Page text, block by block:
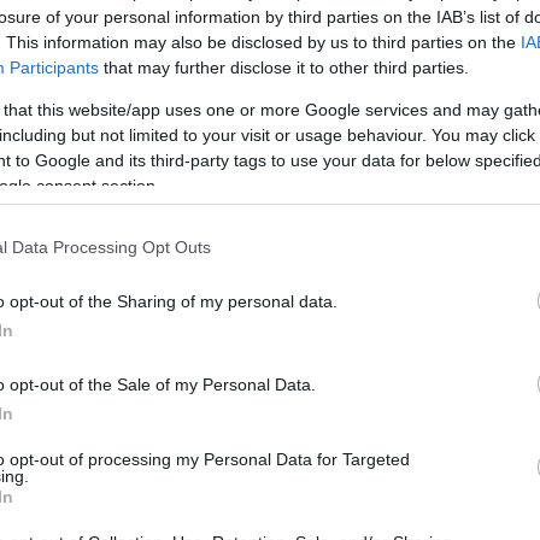
of your personal information by third parties on the IAB’s list of
This information may also be disclosed by us to third parties on the
Participants that may further disclose it to other third parties.
that this website/app uses one or more Google services and may
but not limited to your visit or usage behaviour. You may
to Google and its third-party tags to use your data for below
consent section.
Data Processing Opt Outs
opt-out of the Sharing of my personal data.
opt-out of the Sale of my Personal Data.
opt-out of processing my Personal Data for Targeted
Σε αντίθετη περίπτωση θα λαμβάνονται νομικά μέτρα. Ο
το δικαίωμα ελέγχου των σχολίων, τα οποία εκφράζουν
τους.